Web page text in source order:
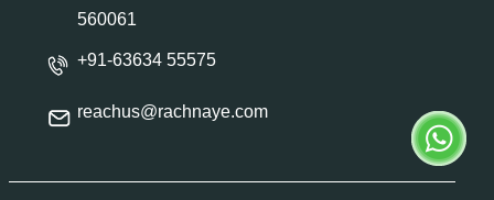
560061
+91-63634 55575
reachus@rachnaye.com